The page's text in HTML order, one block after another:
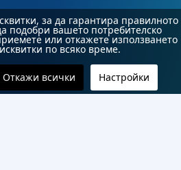
за да гарантира правилното
подобри вашето потребителско
или откажете използването
по всяко време.
Откажи всички Настройки